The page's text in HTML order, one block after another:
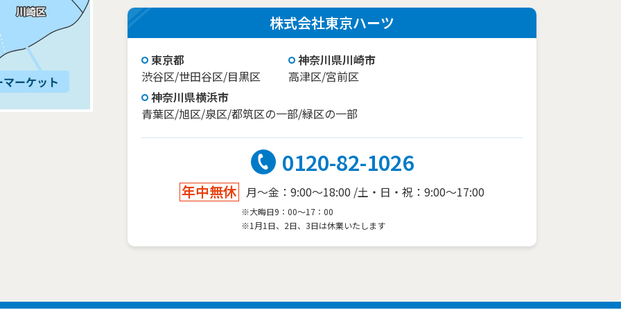
株式会社東京ハーツ
東京都
渋谷区/世田谷区/目黒区
神奈川県川崎市
高津区/宮前区
神奈川県横浜市
青葉区/旭区/泉区/都筑区の一部/緑区の一部
0120-82-1026
年中無休 月～金：9:00～18:00 /土・日・祝：9:00～17:00
※大晦日9：00～17：00
※1月1日、2日、3日は休業いたします